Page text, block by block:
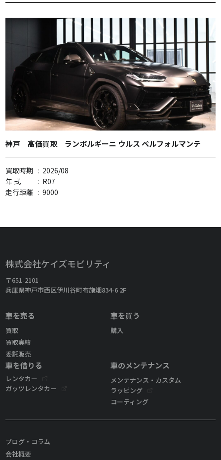
神戸 高価買取 ランボルギーニ ウルス ペルフォルマンテ
買取時期 : 2026/08
年 式
: R07
走行距離 : 9000
株式会社ケイズモビリティ
〒651-2101
兵庫県神戸市西区伊川谷町布施畑834-6 2F
車を売る
買取
買取実績
委託販売
車を買う
購入
車を借りる
レンタカー
ガッツレンタカー
車のメンテナンス
メンテナンス・カスタム
ラッピング
コーティング
ブログ・コラム
会社概要